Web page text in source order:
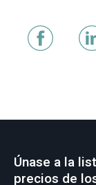
Únase a la
precios de